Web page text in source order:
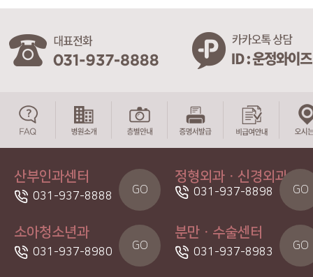
산부인과센터
031-937-8888 GO
정형외과ㆍ신경외과
031-937-8898 GO
소아청소년과
031-937-8980 GO
분만ㆍ수술센터
031-937-8983 GO